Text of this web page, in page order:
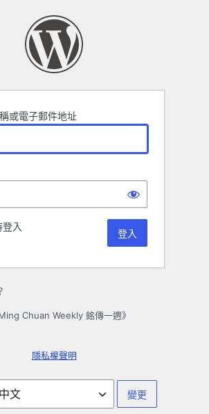
或電子郵件地址
入
Chuan Weekly 銘傳一週》
隱私權聲明